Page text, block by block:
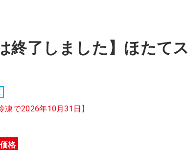
終了しました】ほたてス
凍で2026年10月31日】
格